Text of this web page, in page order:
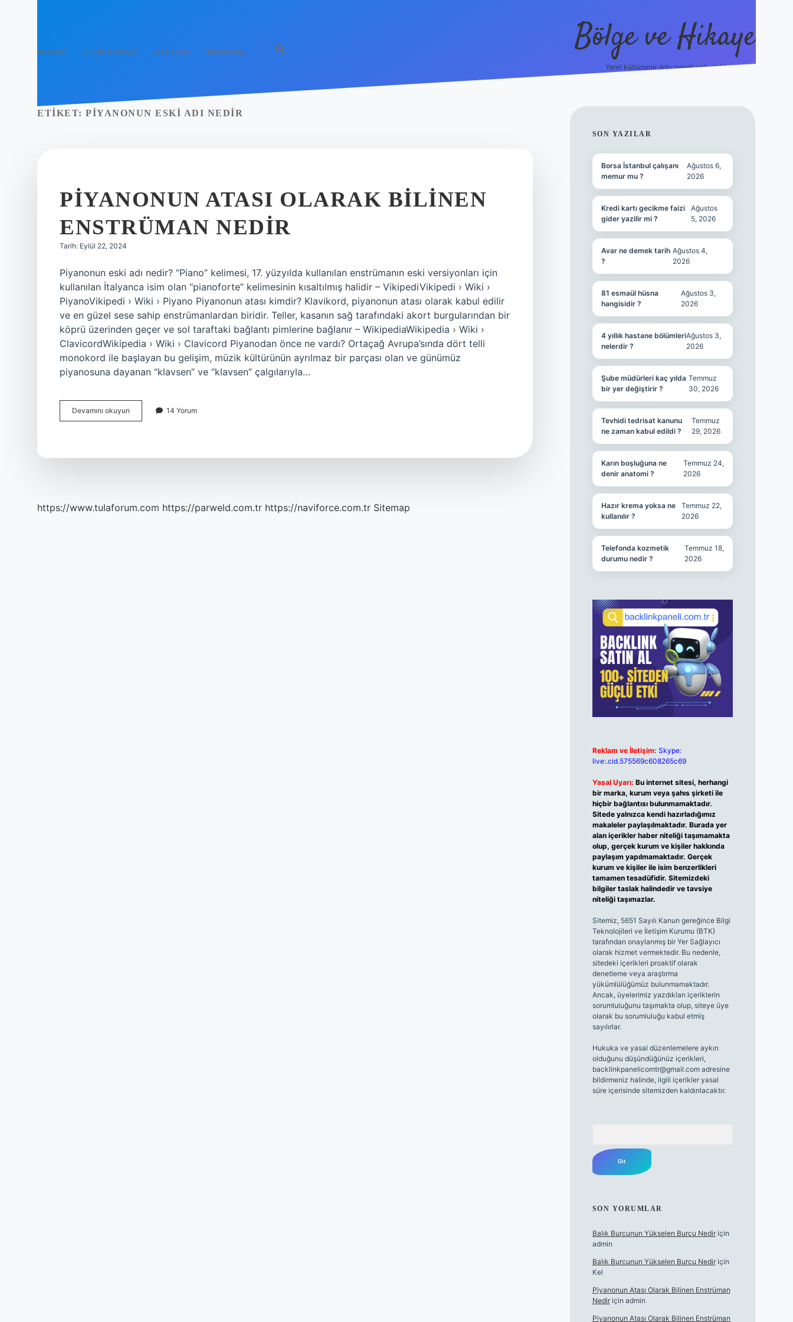
Anasayfa Gizlilik Politikası Yasal Uyarı Hakkımızda Bölge ve Hikaye
Yerel kültürlerle dolu neşeli yolculuk!
ETIKET: PIYANONUN ESKI ADI NEDIR
PIYANONUN ATASI OLARAK BILINEN
ENSTRÜMAN NEDIR
Tarih: Eylül 22, 2024
Piyanonun eski adı nedir? “Piano” kelimesi, 17. yüzyılda kullanılan enstrümanın eski versiyonları için
kullanılan İtalyanca isim olan “pianoforte” kelimesinin kısaltılmış halidir – VikipediVikipedi › Wiki ›
PiyanoVikipedi › Wiki › Piyano Piyanonun atası kimdir? Klavikord, piyanonun atası olarak kabul edilir
ve en güzel sese sahip enstrümanlardan biridir. Teller, kasanın sağ tarafındaki akort burgularından bir
köprü üzerinden geçer ve sol taraftaki bağlantı pimlerine bağlanır – WikipediaWikipedia › Wiki ›
ClavicordWikipedia › Wiki › Clavicord Piyanodan önce ne vardı? Ortaçağ Avrupa’sında dört telli
monokord ile başlayan bu gelişim, müzik kültürünün ayrılmaz bir parçası olan ve günümüz
piyanosuna dayanan “klavsen” ve “klavsen” çalgılarıyla…
Devamını okuyun Piyanonun
Atası
14 Yorum
https://www.tulaforum.com https://parweld.com.tr https://naviforce.com.tr Sitemap
SIDEBAR
SON YAZILAR
Borsa İstanbul çalışanı
memur mu ?
Ağustos 6,
2026
Kredi kartı gecikme faizi
gider yazilir mi ?
Ağustos
5, 2026
Avar ne demek tarih
?
Ağustos 4,
2026
81 esmaül hüsna
hangisidir ?
Ağustos 3,
2026
4 yıllık hastane bölümleri
nelerdir ?
Ağustos 3,
2026
Şube müdürleri kaç yılda
bir yer değiştirir ?
Temmuz
30, 2026
Tevhidi tedrisat kanunu
ne zaman kabul edildi ?
Temmuz
29, 2026
Karın boşluğuna ne
denir anatomi ?
Temmuz 24,
2026
Hazır krema yoksa ne
kullanılır ?
Temmuz 22,
2026
Telefonda kozmetik
durumu nedir ?
Temmuz 18,
2026
Reklam ve İletişim: Skype:
live:.cid.575569c608265c69
Yasal Uyarı: Bu internet sitesi, herhangi
bir marka, kurum veya şahıs şirketi ile
hiçbir bağlantısı bulunmamaktadır.
Sitede yalnızca kendi hazırladığımız
makaleler paylaşılmaktadır. Burada yer
alan içerikler haber niteliği taşımamakta
olup, gerçek kurum ve kişiler hakkında
paylaşım yapılmamaktadır. Gerçek
kurum ve kişiler ile isim benzerlikleri
tamamen tesadüfidir. Sitemizdeki
bilgiler taslak halindedir ve tavsiye
niteliği taşımazlar.
Sitemiz, 5651 Sayılı Kanun gereğince Bilgi
Teknolojileri ve İletişim Kurumu (BTK)
tarafından onaylanmış bir Yer Sağlayıcı
olarak hizmet vermektedir. Bu nedenle,
sitedeki içerikleri proaktif olarak
denetleme veya araştırma
yükümlülüğümüz bulunmamaktadır.
Ancak, üyelerimiz yazdıkları içeriklerin
sorumluluğunu taşımakta olup, siteye üye
olarak bu sorumluluğu kabul etmiş
sayılırlar.
Hukuka ve yasal düzenlemelere aykırı
olduğunu düşündüğünüz içerikleri,
backlinkpanelicomtr@gmail.comadresine
bildirmeniz halinde, ilgili içerikler yasal
süre içerisinde sitemizden kaldırılacaktır.
SON YORUMLAR
Balık Burcunun Yükselen Burcu Nediriçin
admin
Balık Burcunun Yükselen Burcu Nediriçin
Kel
Piyanonun Atası Olarak Bilinen Enstrüman
Nediriçin admin
Piyanonun Atası Olarak Bilinen Enstrüman
grand opera